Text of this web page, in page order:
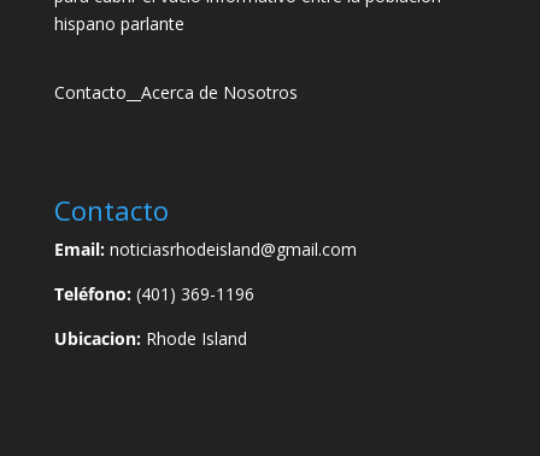
hispano parlante
Contacto Acerca de Nosotros
Contacto
Email:noticiasrhodeisland@gmail.com
Teléfono:(401) 369-1196
Ubicacion:Rhode Island